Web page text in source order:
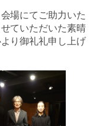
場にてご助力いた
ていただいた素晴
り御礼礼申し上げ